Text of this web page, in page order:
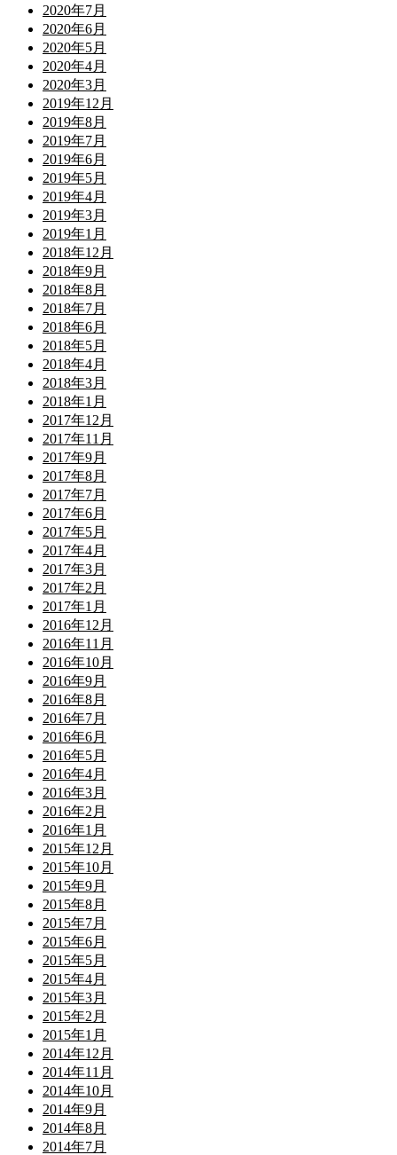
2020年7月
2020年6月
2020年5月
2020年4月
2020年3月
2019年12月
2019年8月
2019年7月
2019年6月
2019年5月
2019年4月
2019年3月
2019年1月
2018年12月
2018年9月
2018年8月
2018年7月
2018年6月
2018年5月
2018年4月
2018年3月
2018年1月
2017年12月
2017年11月
2017年9月
2017年8月
2017年7月
2017年6月
2017年5月
2017年4月
2017年3月
2017年2月
2017年1月
2016年12月
2016年11月
2016年10月
2016年9月
2016年8月
2016年7月
2016年6月
2016年5月
2016年4月
2016年3月
2016年2月
2016年1月
2015年12月
2015年10月
2015年9月
2015年8月
2015年7月
2015年6月
2015年5月
2015年4月
2015年3月
2015年2月
2015年1月
2014年12月
2014年11月
2014年10月
2014年9月
2014年8月
2014年7月